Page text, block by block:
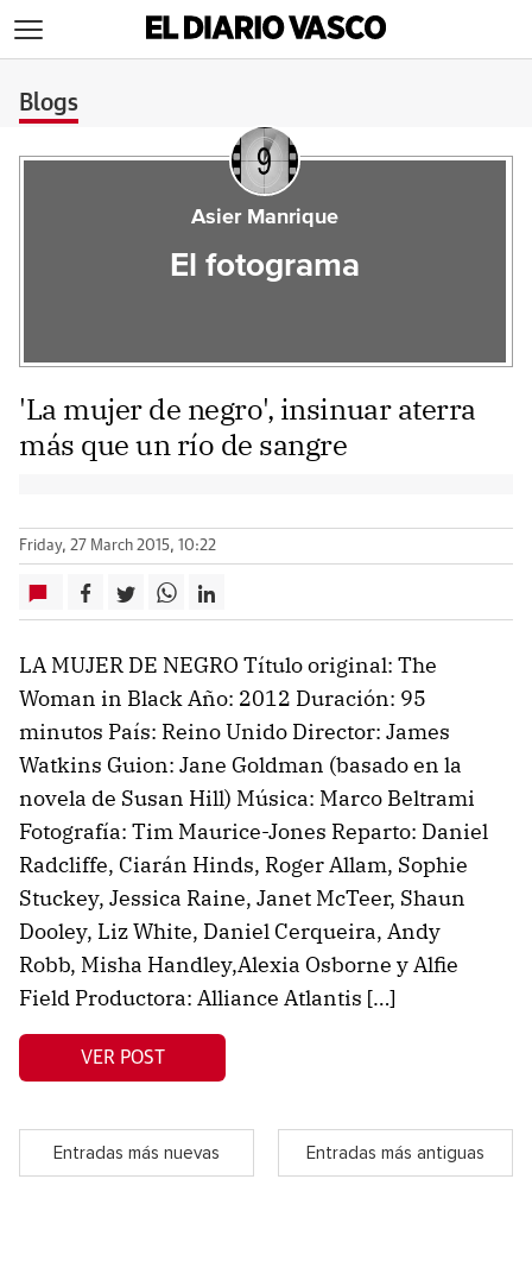
Blogs
Asier Manrique
El fotograma
'La mujer de negro', insinuar aterra
más que un río de sangre
Friday, 27 March 2015, 10:22
LA MUJER DE NEGRO Título original: The
Woman in Black Año: 2012 Duración: 95
minutos País: Reino Unido Director: James
Watkins Guion: Jane Goldman (basado en la
novela de Susan Hill) Música: Marco Beltrami
Fotografía: Tim Maurice-Jones Reparto: Daniel
Radcliffe, Ciarán Hinds, Roger Allam, Sophie
Stuckey, Jessica Raine, Janet McTeer, Shaun
Dooley, Liz White, Daniel Cerqueira, Andy
Robb, Misha Handley,Alexia Osborne y Alfie
Field Productora: Alliance Atlantis […]
VER POST
Entradas más nuevas Entradas más antiguas